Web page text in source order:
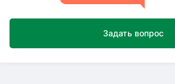
Задать вопрос